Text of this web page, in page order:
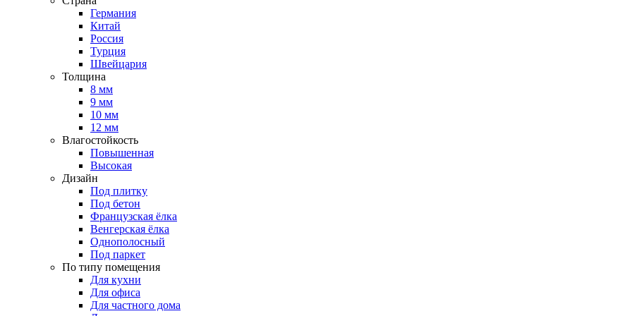
Германия
Китай
Россия
Турция
Швейцария
Толщина
8 мм
9 мм
10 мм
12 мм
Влагостойкость
Повышенная
Высокая
Дизайн
Под плитку
Под бетон
Французская ёлка
Венгерская ёлка
Однополосный
Под паркет
По типу помещения
Для кухни
Для офиса
Для частного дома